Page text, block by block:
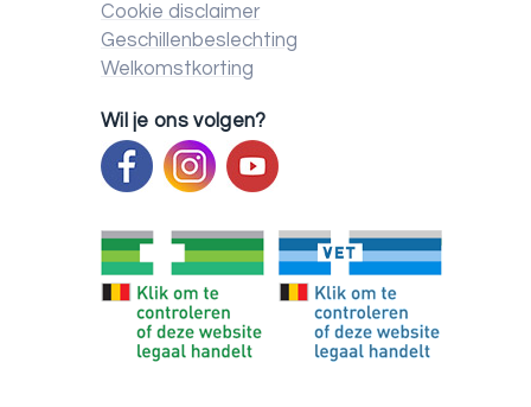
Cookie disclaimer
Geschillenbeslechting
Welkomstkorting
Wil je ons volgen?